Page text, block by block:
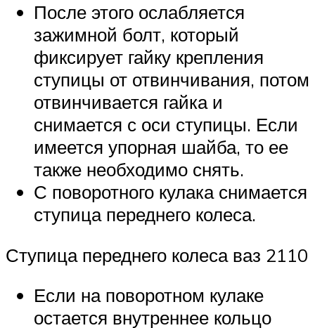
После этого ослабляется
зажимной болт, который
фиксирует гайку крепления
ступицы от отвинчивания, потом
отвинчивается гайка и
снимается с оси ступицы. Если
имеется упорная шайба, то ее
также необходимо снять.
С поворотного кулака снимается
ступица переднего колеса.
Ступица переднего колеса ваз 2110
Если на поворотном кулаке
остается внутреннее кольцо